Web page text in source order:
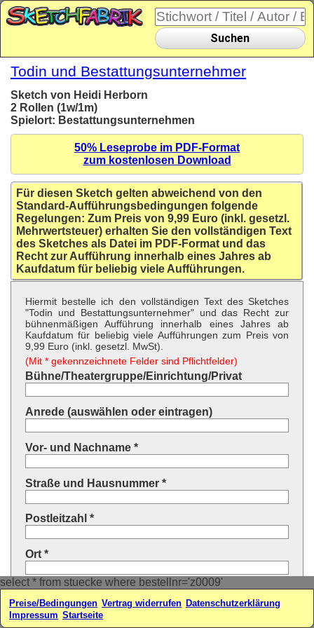
select * from stuecke where bestellnr='z0009'
Suchen
Todin und Bestattungsunternehmer
Sketch von Heidi Herborn
2 Rollen (1w/1m)
Spielort: Bestattungsunternehmen
50% Leseprobe im PDF-Format
zum kostenlosen Download
Für diesen Sketch gelten abweichend von den
Standard-Aufführungsbedingungen folgende
Regelungen: Zum Preis von 9,99 Euro (inkl. gesetzl.
Mehrwertsteuer) erhalten Sie den vollständigen Text
des Sketches als Datei im PDF-Format und das
Recht zur Aufführung innerhalb eines Jahres ab
Kaufdatum für beliebig viele Aufführungen.
Hiermit bestelle ich den vollständigen Text des Sketches
"Todin und Bestattungsunternehmer" und das Recht zur
bühnenmäßigen Aufführung innerhalb eines Jahres ab
Kaufdatum für beliebig viele Aufführungen zum Preis von
9,99 Euro (inkl. gesetzl. MwSt).
(Mit * gekennzeichnete Felder sind Pflichtfelder)
Bühne/Theatergruppe/Einrichtung/Privat
Anrede (auswählen oder eintragen)
Vor- und Nachname *
Straße und Hausnummer *
Postleitzahl *
Ort *
Land * (auswählen oder eintragen)
Ihre E-Mail-Adresse*
Preise/Bedingungen Vertrag widerrufen Datenschutzerklärung
Impressum Startseite